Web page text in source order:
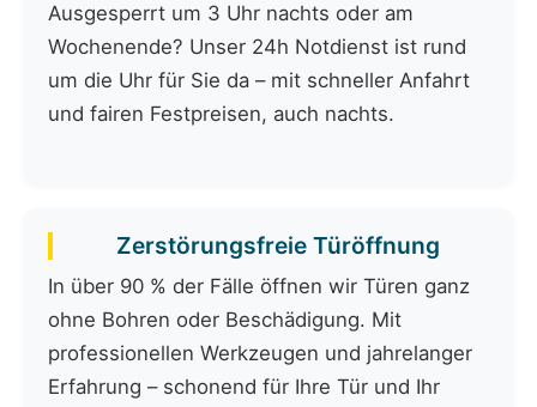
Ausgesperrt um 3 Uhr nachts oder am
Wochenende? Unser 24h Notdienst ist rund
um die Uhr für Sie da – mit schneller Anfahrt
und fairen Festpreisen, auch nachts.
Zerstörungsfreie Türöffnung
In über 90 % der Fälle öffnen wir Türen ganz
ohne Bohren oder Beschädigung. Mit
professionellen Werkzeugen und jahrelanger
Erfahrung – schonend für Ihre Tür und Ihr